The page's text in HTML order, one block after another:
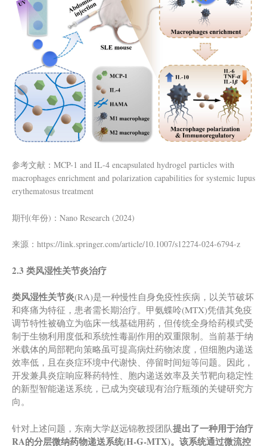
参考文献：MCP-1 and IL-4 encapsulated hydrogel particles with
macrophages enrichment and polarization capabilities for systemic lupus
erythematosus treatment
期刊(年份)：Nano Research (2024)
来源：https://link.springer.com/article/10.1007/s12274-024-6794-z
2.3 类风湿性关节炎治疗
类风湿性关节炎(RA)是一种慢性自身免疫性疾病，以关节破坏
和疼痛为特征，患者需长期治疗。甲氨蝶呤(MTX)凭借其免疫
调节特性被确立为临床一线基础用药，但传统全身给药模式受
制于生物利用度低和系统性毒副作用的双重限制。当前基于纳
米载体的局部靶向策略虽可提高病灶药物浓度，但细胞内递送
效率低，且在炎症环境中代谢快、停留时间短等问题。因此，
开发兼具炎症响应释药特性、胞内递送效率及关节靶向稳定性
的新型智能递送系统，已成为突破现有治疗瓶颈的关键研究方
向。
针对上述问题，东南大学赵远锦教授团队提出了一种用于治疗
RA的分层微纳药物递送系统(H-G-MTX)。该系统通过微流控